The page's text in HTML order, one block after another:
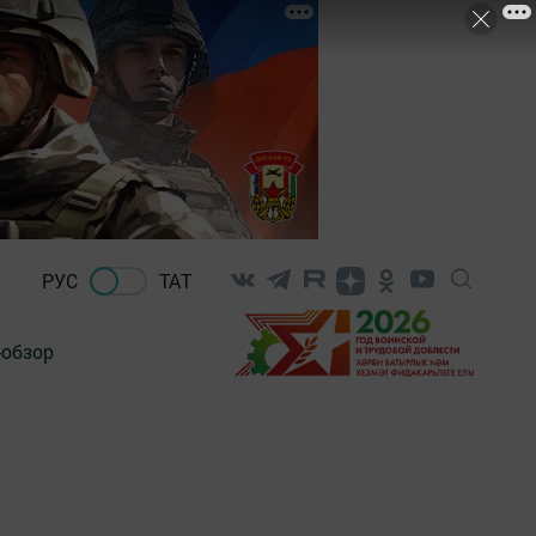
РУС ТАТ